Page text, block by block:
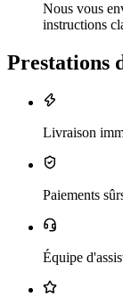
Nous vous
instructions
Prestations
Livraison
Paiements
Équipe